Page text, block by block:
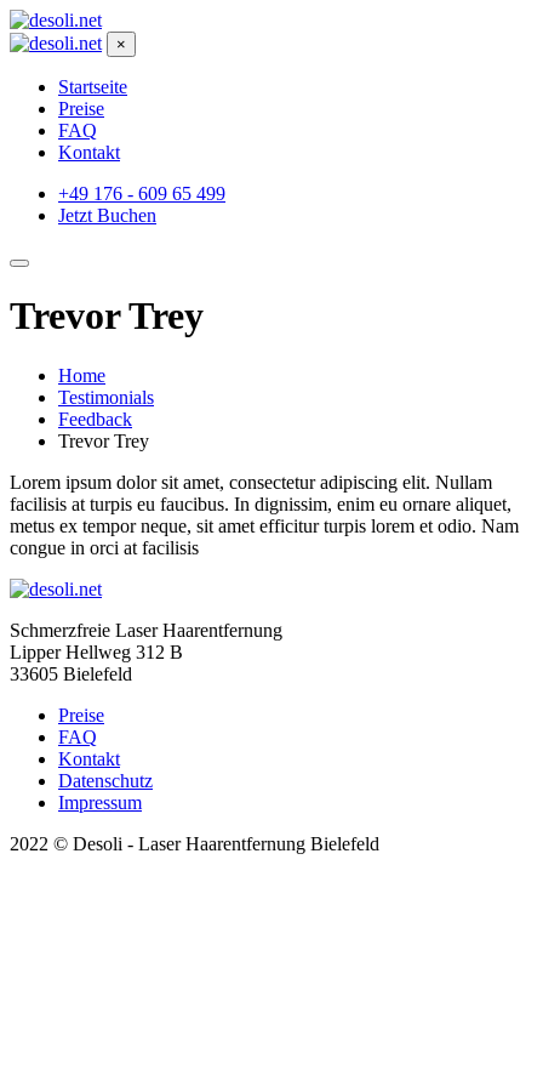
×
Startseite
Preise
FAQ
Kontakt
+49 176 - 609 65 499
Jetzt Buchen
Trevor Trey
Home
Testimonials
Feedback
Trevor Trey
Lorem ipsum dolor sit amet, consectetur adipiscing elit. Nullam
facilisis at turpis eu faucibus. In dignissim, enim eu ornare aliquet,
metus ex tempor neque, sit amet efficitur turpis lorem et odio. Nam
congue in orci at facilisis
Schmerzfreie Laser Haarentfernung
Lipper Hellweg 312 B
33605 Bielefeld
Preise
FAQ
Kontakt
Datenschutz
Impressum
2022 © Desoli - Laser Haarentfernung Bielefeld